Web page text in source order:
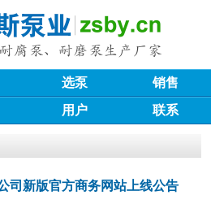
选泵
销售
用户 联系
司新版官方商务网站上线公告